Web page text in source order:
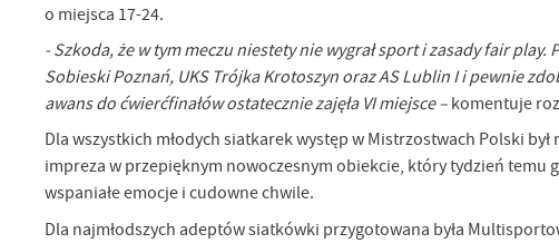
o miejsca 17-24.
- Szkoda, że w tym meczu niestety nie wygrał sport i zasady fair
Sobieski Poznań, UKS Trójka Krotoszyn oraz AS Lublin I i pewnie
awans do ćwierćfinałów ostatecznie zajęła VI miejsce – komentuje
Dla wszystkich młodych siatkarek występ w Mistrzostwach Polski
impreza w przepięknym nowoczesnym obiekcie, który tydzień temu
wspaniałe emocje i cudowne chwile.
Dla najmłodszych adeptów siatkówki przygotowana była